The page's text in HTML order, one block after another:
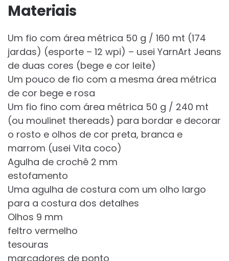
Materiais
Um fio com área métrica 50 g / 160 mt (174
jardas) (esporte – 12 wpi) – usei YarnArt Jeans
de duas cores (bege e cor leite)
Um pouco de fio com a mesma área métrica
de cor bege e rosa
Um fio fino com área métrica 50 g / 240 mt
(ou moulinet thereads) para bordar e decorar
o rosto e olhos de cor preta, branca e
marrom (usei Vita coco)
Agulha de crochê 2 mm
estofamento
Uma agulha de costura com um olho largo
para a costura dos detalhes
Olhos 9 mm
feltro vermelho
tesouras
marcadores de ponto